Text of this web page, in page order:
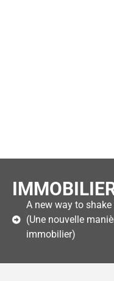
A new way to
(Une nouvelle
immobilier)